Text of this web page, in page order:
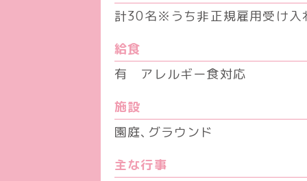
計30名※うち非正規雇用受け入
給食
有 アレルギー食対応
施設
園庭、グラウンド
主な行事